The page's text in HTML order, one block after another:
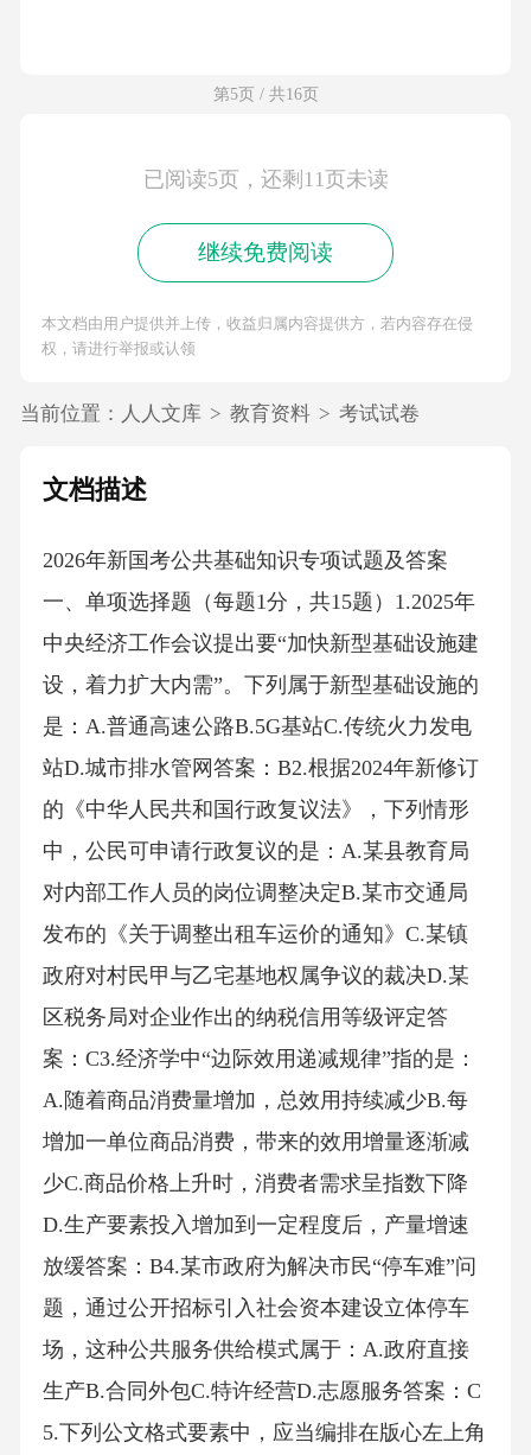
第5页 / 共16页
已阅读5页，还剩11页未读
继续免费阅读
本文档由用户提供并上传，收益归属内容提供方，若内容存在侵
权，请进行举报或认领
当前位置： 人人文库 > 教育资料 > 考试试卷
文档描述
2026年新国考公共基础知识专项试题及答案
一、单项选择题（每题1分，共15题）1.2025年
中央经济工作会议提出要“加快新型基础设施建
设，着力扩大内需”。下列属于新型基础设施的
是：A.普通高速公路B.5G基站C.传统火力发电
站D.城市排水管网答案：B2.根据2024年新修订
的《中华人民共和国行政复议法》，下列情形
中，公民可申请行政复议的是：A.某县教育局
对内部工作人员的岗位调整决定B.某市交通局
发布的《关于调整出租车运价的通知》C.某镇
政府对村民甲与乙宅基地权属争议的裁决D.某
区税务局对企业作出的纳税信用等级评定答
案：C3.经济学中“边际效用递减规律”指的是：
A.随着商品消费量增加，总效用持续减少B.每
增加一单位商品消费，带来的效用增量逐渐减
少C.商品价格上升时，消费者需求呈指数下降
D.生产要素投入增加到一定程度后，产量增速
放缓答案：B4.某市政府为解决市民“停车难”问
题，通过公开招标引入社会资本建设立体停车
场，这种公共服务供给模式属于：A.政府直接
生产B.合同外包C.特许经营D.志愿服务答案：C
5.下列公文格式要素中，应当编排在版心左上角